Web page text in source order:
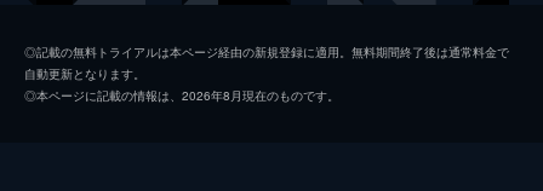
◎記載の無料トライアルは本ページ経由の新規登録に適用。無料期間終了後は通常料金で
自動更新となります。
◎本ページに記載の情報は、2026年8月現在のものです。